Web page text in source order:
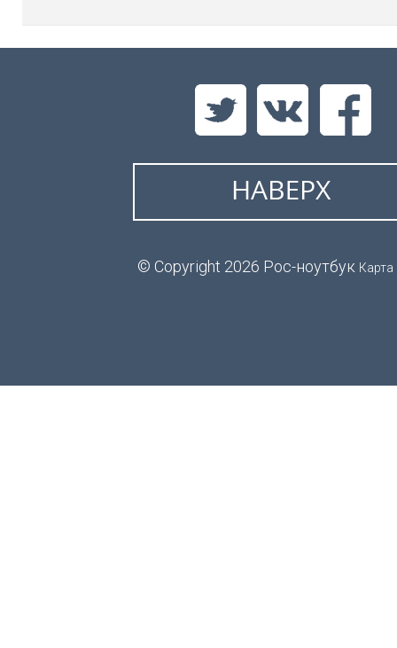
© Copyright 2026 Рос-ноутбук Карта